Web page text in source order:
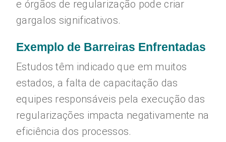
e órgãos de regularização pode criar
gargalos significativos.
Exemplo de Barreiras Enfrentadas
Estudos têm indicado que em muitos
estados, a falta de capacitação das
equipes responsáveis pela execução das
regularizações impacta negativamente na
eficiência dos processos.